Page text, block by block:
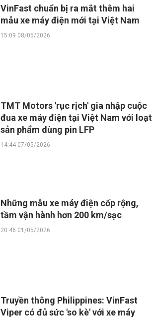
VinFast chuẩn bị ra mắt thêm hai
mẫu xe máy điện mới tại Việt Nam
15:09 08/05/2026
TMT Motors 'rục rịch' gia nhập cuộc
đua xe máy điện tại Việt Nam với loạt
sản phẩm dùng pin LFP
14:44 07/05/2026
Những mẫu xe máy điện cốp rộng,
tầm vận hành hơn 200 km/sạc
20:46 01/05/2026
Truyền thông Philippines: VinFast
Viper có đủ sức 'so kè' với xe máy